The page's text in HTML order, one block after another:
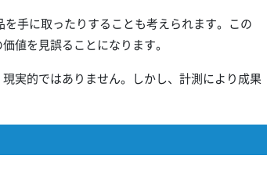
手に取ったりすることも考えられます。この
値を見誤ることになります。
実的ではありません。しかし、計測により成果